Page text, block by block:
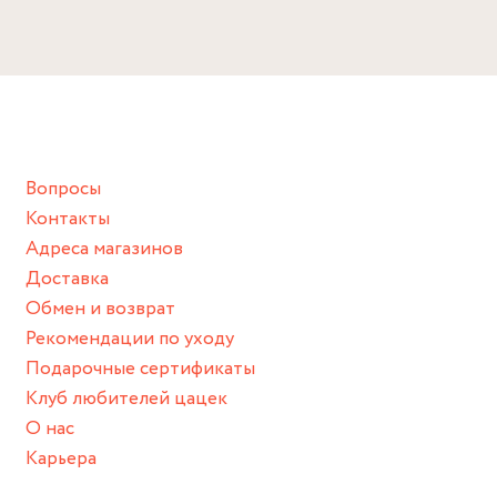
Снимайте ваше украшение перед купанием (и в море, и в
спортивный инвентарь).
Храните изделие в сухом месте.
Для надежного хранения мы доставляем все изделия в
нашей фирменной коробке или упаковке бренда.
Пожалуйста, используйте эту упаковку для хранения,
пока не носите украшение на себе.
Вопросы
Контакты
Адреса магазинов
Доставка
Обмен и возврат
Рекомендации по уходу
Подарочные сертификаты
Клуб любителей цацек
О нас
Карьера